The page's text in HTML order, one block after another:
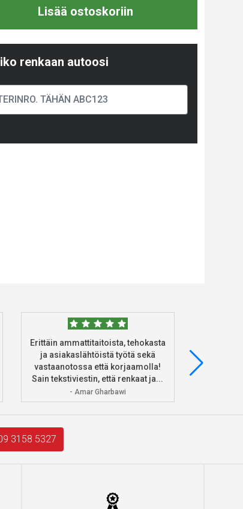
Lisää ostoskoriin
renkaan autoosi
Erittäin ammattitaitoista, tehokasta
ja asiakaslähtöistä työtä sekä
vastaanotossa että korjaamolla!
Sain tekstiviestin, että renkaat ja...
- Amar Gharbawi
3158 5327